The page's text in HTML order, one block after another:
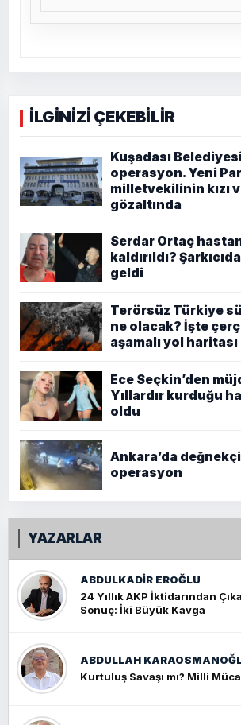
İLGİNİZİ ÇEKEBİLİR
Kuşadası
operasyon. Yeni
milletvekilinin kızı
gözaltında
Serdar Ortaç
kaldırıldı?
geldi
Terörsüz Türkiye
ne olacak? İşte
aşamalı yol haritası
Ece Seçkin’den
Yıllardır kurduğu
oldu
Ankara’da
operasyon
YAZARLAR
ABDULKADIR EROĞLU
24 Yıllık AKP İktidarından
Sonuç: İki Büyük Kavga
ABDULLAH
Kurtuluş Savaşı mı? Milli